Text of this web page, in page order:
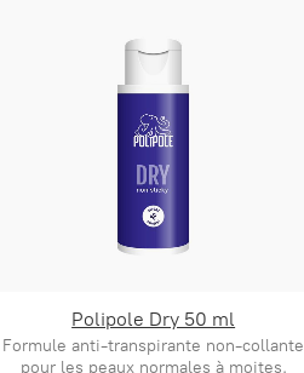
Polipole Dry 50 ml
Formule anti-transpirante non-collante
pour les peaux normales à moites.